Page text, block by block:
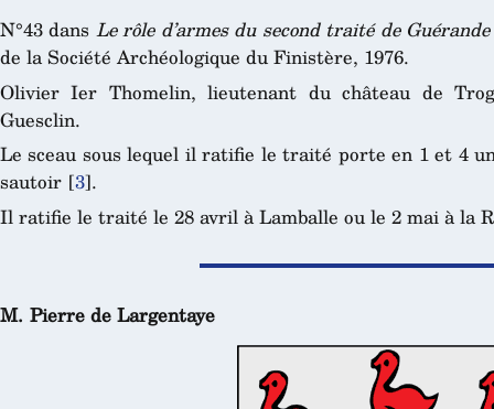
N°43 dans Le rôle d’armes du second traité de
de la Société Archéologique du Finistère, 1976.
Olivier Ier Thomelin, lieutenant du château de
Guesclin.
Le sceau sous lequel il ratifie le traité porte en 1 et 4
sautoir [3].
Il ratifie le traité le 28 avril à Lamballe ou le 2 mai à la
M. Pierre de Largentaye